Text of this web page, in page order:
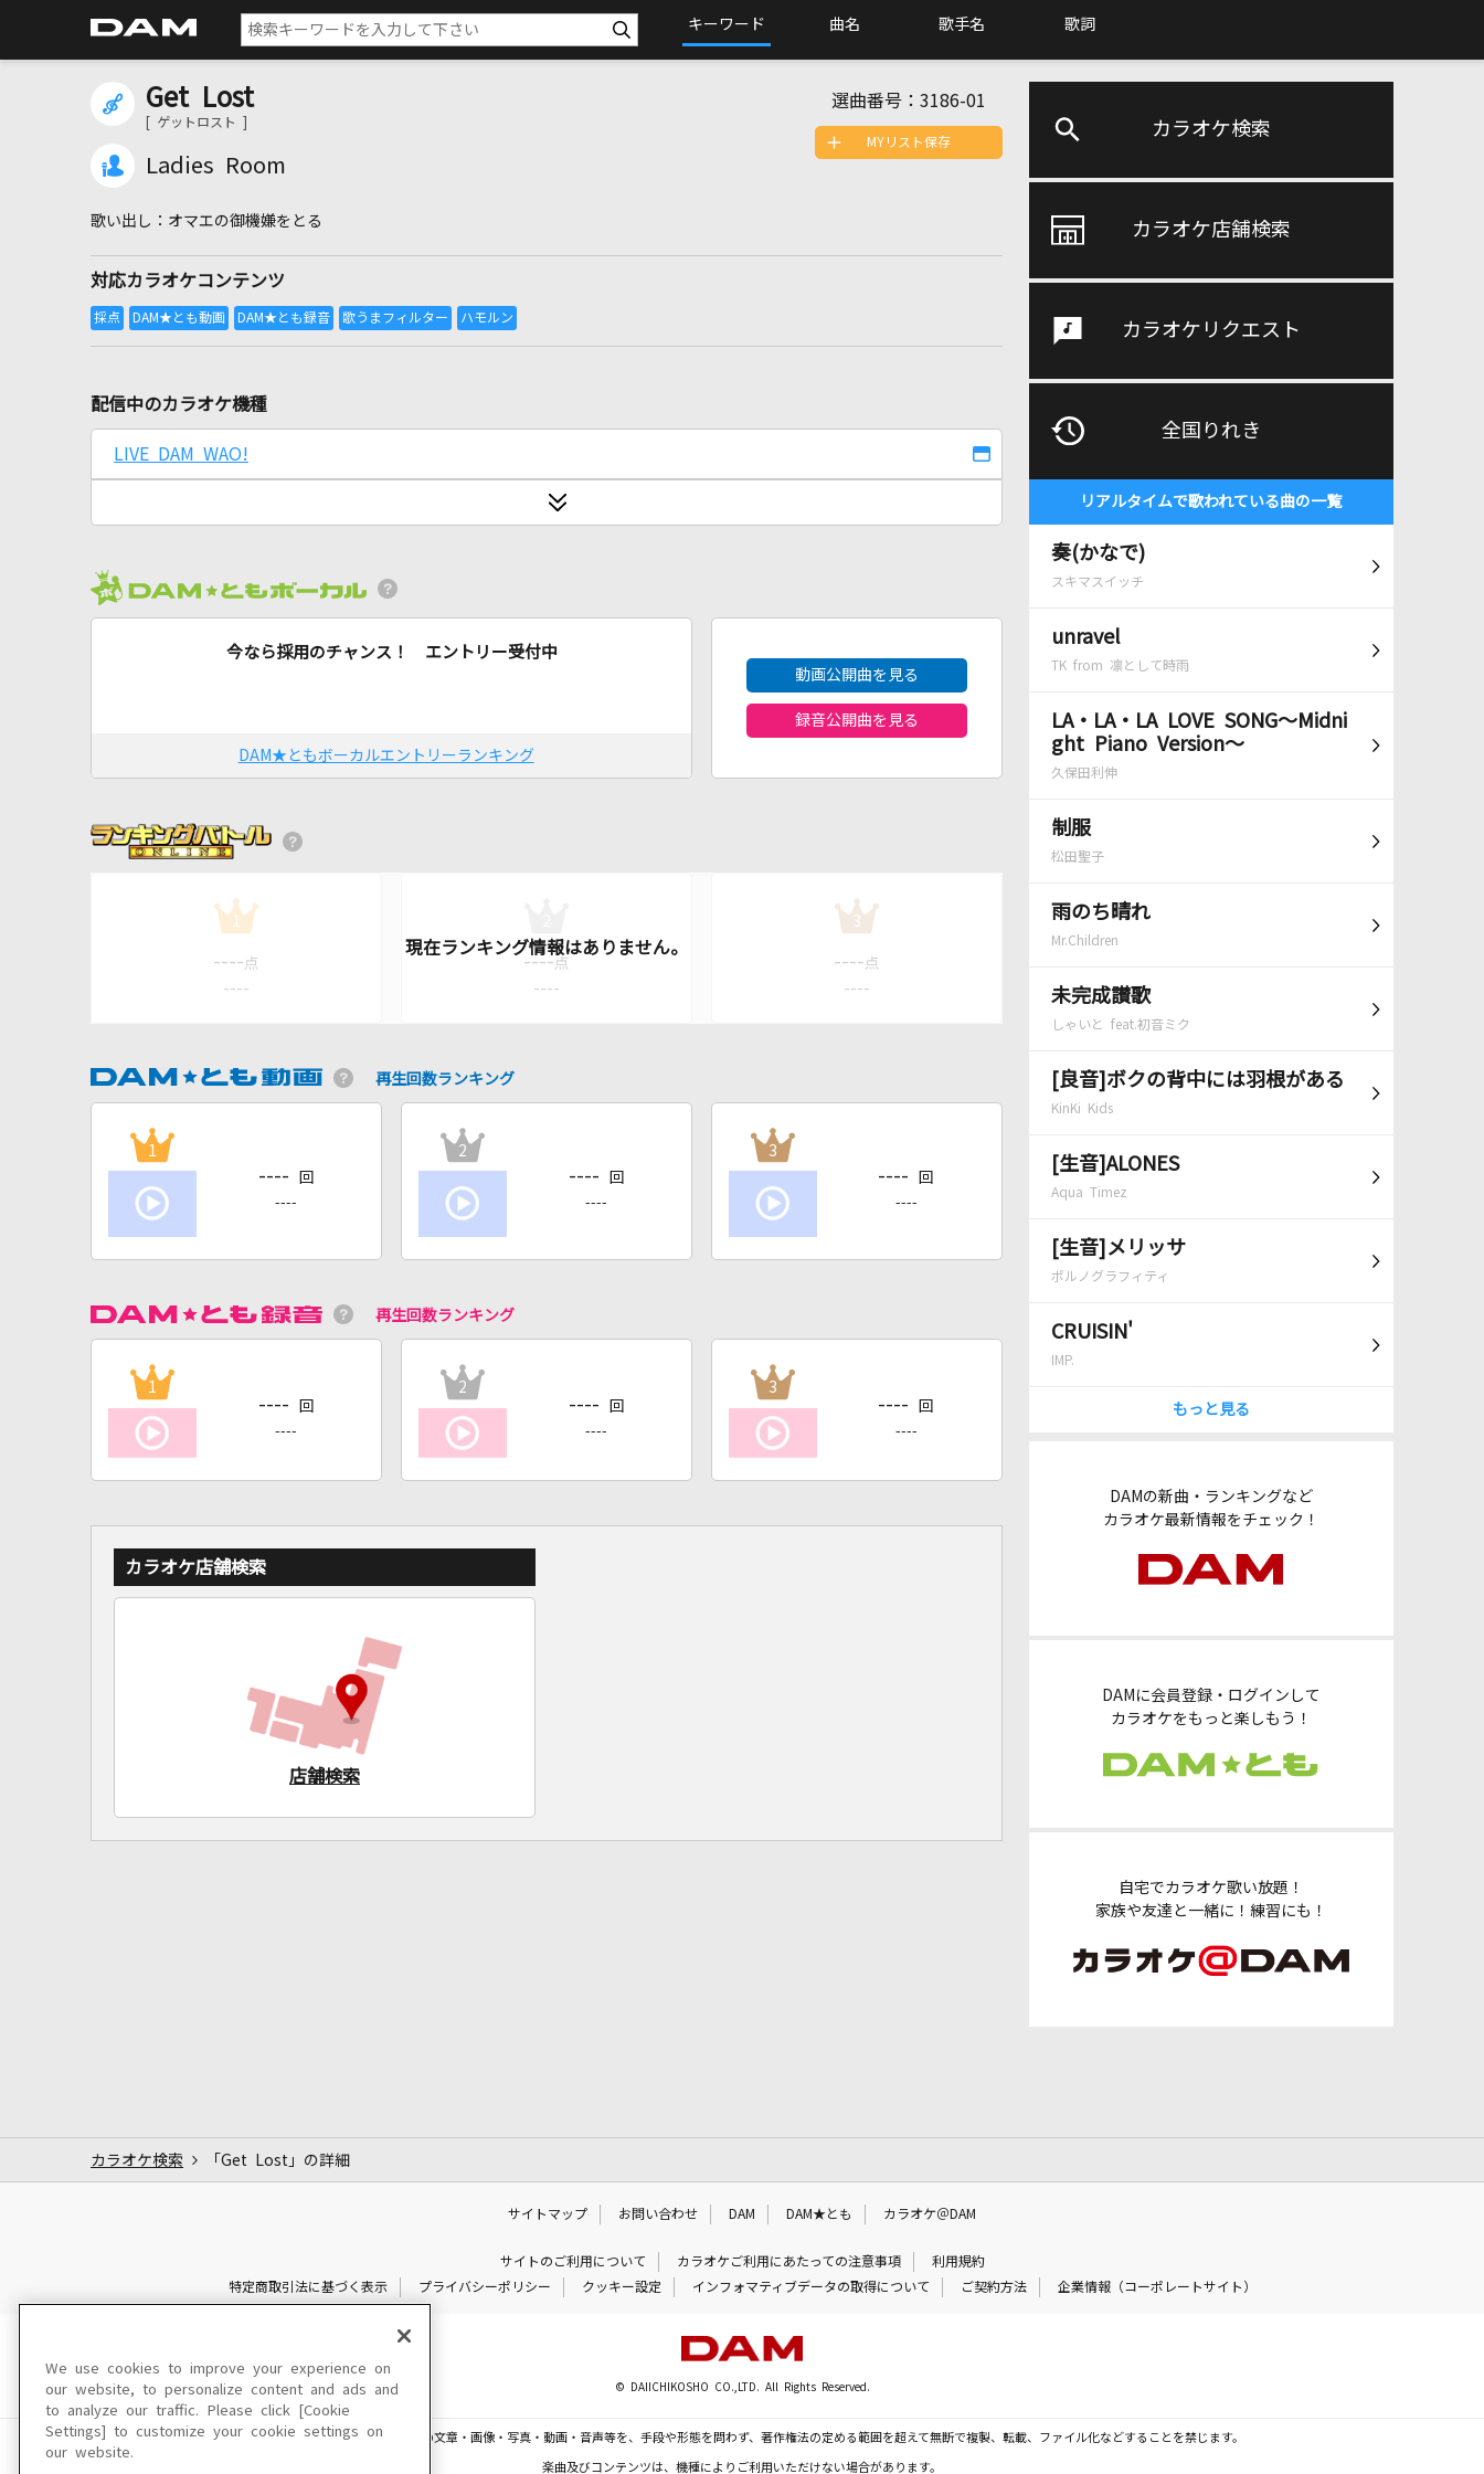
キーワード 曲名 歌手名 歌詞
カラオケ検索
カラオケ店舗検索
カラオケリクエスト
全国りれき
リアルタイムで歌われている曲の一覧
奏(かなで)
スキマスイッチ
unravel
TK from 凛として時雨
LA・LA・LA LOVE SONG～Midni
ght Piano Version～
久保田利伸
制服
松田聖子
雨のち晴れ
Mr.Children
未完成讃歌
しゃいと feat.初音ミク
[良音]ボクの背中には羽根がある
KinKi Kids
[生音]ALONES
Aqua Timez
[生音]メリッサ
ポルノグラフィティ
CRUISIN'
IMP.
もっと見る
DAMの新曲・ランキングなど
カラオケ最新情報をチェック！
DAMに会員登録・ログインして
カラオケをもっと楽しもう！
自宅でカラオケ歌い放題！
家族や友達と一緒に！練習にも！
Get Lost
[ ゲットロスト ]
Ladies Room
選曲番号： 3186-01
オマエの御機嫌をとる
対応カラオケコンテンツ
MYリスト保存
配信中のカラオケ機種
LIVE DAM WAO!
今なら採用のチャンス！ エントリー受付中
DAM★ともボーカルエントリーランキング
動画公開曲を見る
録音公開曲を見る
1
---- 点
----
---- 点
----
3
---- 点
----
再生回数ランキング
1
---- 回
----
2
---- 回
----
3
---- 回
----
再生回数ランキング
1
---- 回
----
2
---- 回
----
3
---- 回
----
カラオケ店舗検索
店舗検索
カラオケ検索 「Get Lost」の詳細
サイトマップ お問い合わせ DAM DAM★とも カラオケ＠DAM
サイトのご利用について カラオケご利用にあたっての注意事項
利用規約
特定商取引法に基づく表示
プライバシーポリシー クッキー設定 インフォマティブデータの取得について ご契約方法 企業情報（コーポレートサイト）
© DAIICHIKOSHO CO.,LTD. All Rights Reserved.
このサイトに掲載されている一切の文章・画像・写真・動画・音声等を、手段や形態を問わず、著作権法の定める範囲を超えて無断で複製、転載、ファイル化などすることを禁じます。
楽曲及びコンテンツは、機種によりご利用いただけない場合があります。
We use cookies to improve your experience on
our website, to personalize content and ads and
to analyze our traffic. Please click [Cookie
Settings] to customize your cookie settings on
our website.